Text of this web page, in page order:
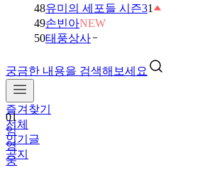
48유미의 세포들 시즌31
49손빈아NEW
50태풍상사
궁금한 내용을 검색해보세요
즐겨찾기
전체
인기글
공지
01
임
영
웅